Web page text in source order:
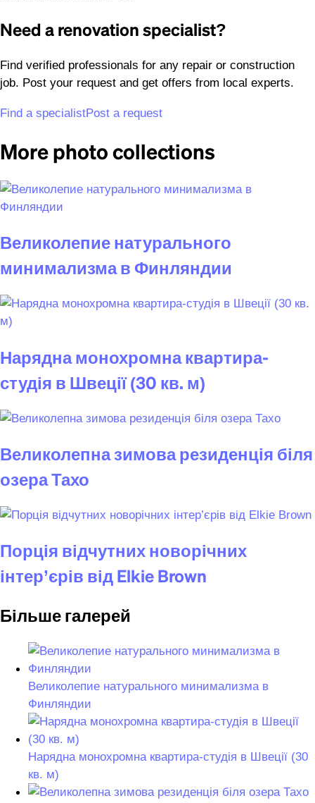
Need a renovation specialist?
Find verified professionals for any repair or construction
job. Post your request and get offers from local experts.
Find a specialistPost a request
More photo collections
Великолепие натурального
минимализма в Финляндии
Нарядна монохромна квартира-
студія в Швеції (30 кв. м)
Великолепна зимова резиденція біля
озера Тахо
Порція відчутних новорічних
інтер’єрів від Elkie Brown
Більше галерей
Великолепие натурального минимализма в
Финляндии
Нарядна монохромна квартира-студія в Швеції (30
кв. м)